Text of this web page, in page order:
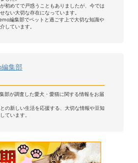
初めてで戸惑うこともありましたが、今では
ない大切な存在になっています。
編集部でペットと過ごす上で大切な知識や
しています。
集部
部が調査した愛犬・愛猫に関する情報をお届
の新しい生活を応援する、大切な情報や豆知
ています。